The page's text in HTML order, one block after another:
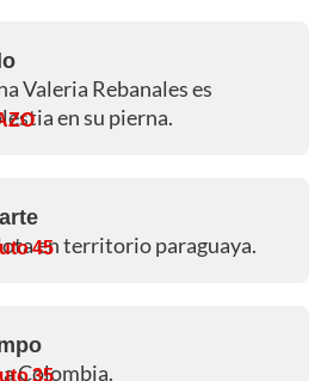
Valeria Rebanales es
en su pierna.
en territorio paraguaya.
45
Colombia.
35